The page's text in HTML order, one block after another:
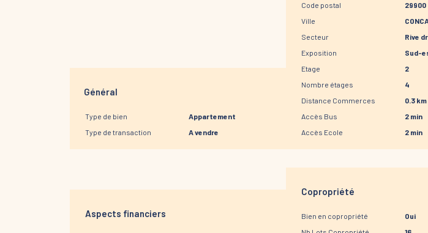
Général
Type de bien
Appartement
Type de transaction
A vendre
Code postal
29900
Ville
Secteur
Rive
Exposition
Sud-
Etage
2
Nombre étages
4
Distance Commerces
0.3 km
Accès Bus
2 min
Accès Ecole
2 min
Aspects financiers
Copropriété
Bien en copropriété
Oui